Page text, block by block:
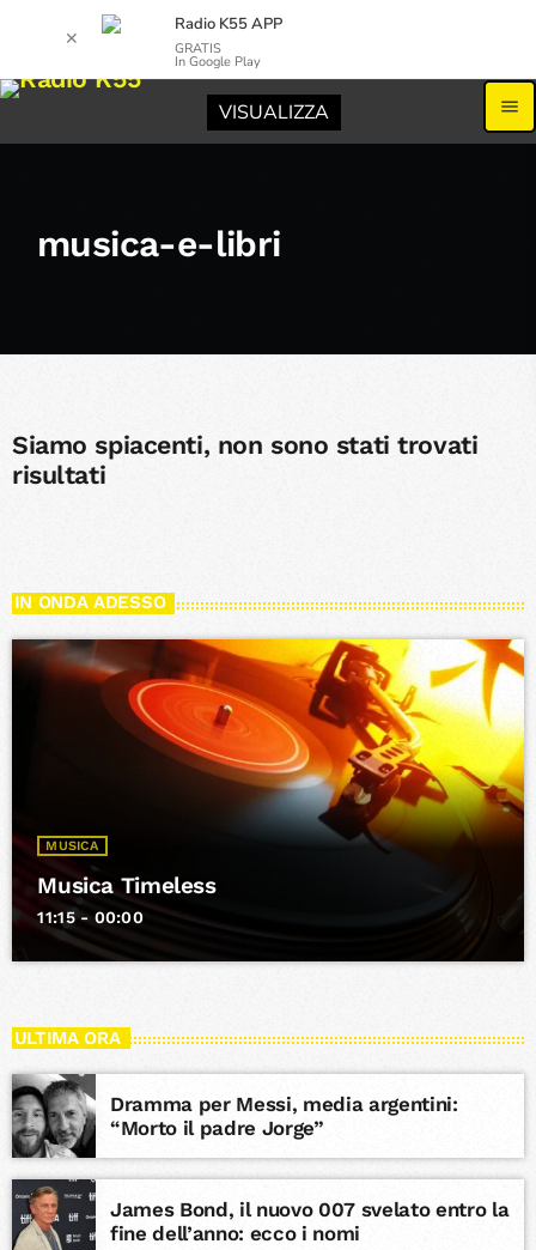
menu
musica-e-libri
Siamo spiacenti, non sono stati trovati
risultati
IN ONDA ADESSO
MUSICA
Musica Timeless
11:15 - 00:00
ULTIMA ORA
Dramma per Messi, media argentini:
“Morto il padre Jorge”
James Bond, il nuovo 007 svelato entro la
fine dell’anno: ecco i nomi
✕
Radio K55 APP
GRATIS
In Google Play
VISUALIZZA